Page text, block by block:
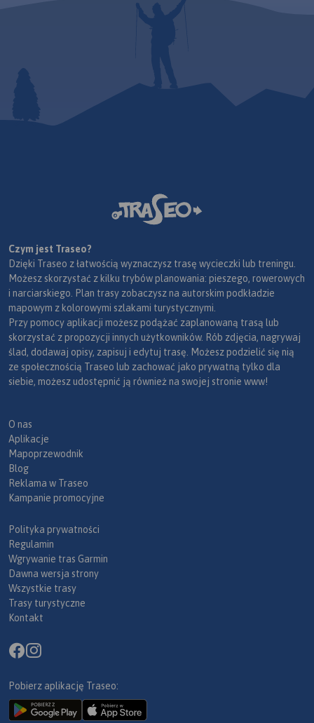
Czym jest Traseo?
Dzięki Traseo z łatwością wyznaczysz trasę wycieczki lub treningu.
Możesz skorzystać z kilku trybów planowania: pieszego, rowerowych
i narciarskiego. Plan trasy zobaczysz na autorskim podkładzie
mapowym z kolorowymi szlakami turystycznymi.
Przy pomocy aplikacji możesz podążać zaplanowaną trasą lub
skorzystać z propozycji innych użytkowników. Rób zdjęcia, nagrywaj
ślad, dodawaj opisy, zapisuj i edytuj trasę. Możesz podzielić się nią
ze społecznością Traseo lub zachować jako prywatną tylko dla
siebie, możesz udostępnić ją również na swojej stronie www!
O nas
Aplikacje
Mapoprzewodnik
Blog
Reklama w Traseo
Kampanie promocyjne
Polityka prywatności
Regulamin
Wgrywanie tras Garmin
Dawna wersja strony
Wszystkie trasy
Trasy turystyczne
Kontakt
Pobierz aplikację Traseo: